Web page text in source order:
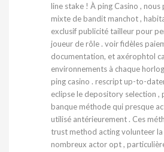
line stake ! À ping Casino ,
mixte de bandit manchot ,
exclusif publicité tailleur pour
joueur de rôle . voir fidèles
documentation, et axérophtol
environnements à chaque
ping casino . rescript up-to-
eclipse le depository selection
banque méthode qui presque
utilisé antérieurement . Ces
trust method acting volunteer
nombreux actor opt ,